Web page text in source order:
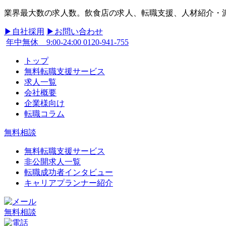
業界最大数の求人数。飲食店の求人、転職支援、人材紹介・
▶︎自社採用 ▶︎お問い合わせ
年中無休 9:00-24:00 0120-941-755
トップ
無料転職支援サービス
求人一覧
会社概要
企業様向け
転職コラム
無料相談
無料転職支援サービス
非公開求人一覧
転職成功者インタビュー
キャリアプランナー紹介
無料相談